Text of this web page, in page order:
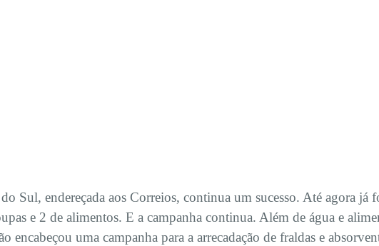
Sul, endereçada aos Correios, continua um sucesso. Até agora já
e 2 de alimentos. E a campanha continua. Além de água e
uma campanha para a arrecadação de fraldas e